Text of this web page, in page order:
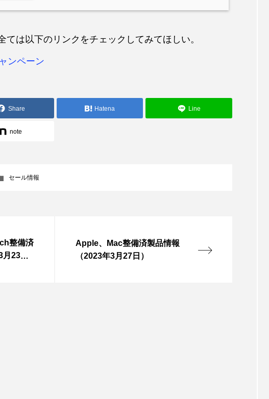
ては以下のリンクをチェックしてみてほしい。
ンペーン
Share Hatena Line
note
セール情報
整備済
月23
Apple、Mac整備済製品情報
（2023年3月27日）